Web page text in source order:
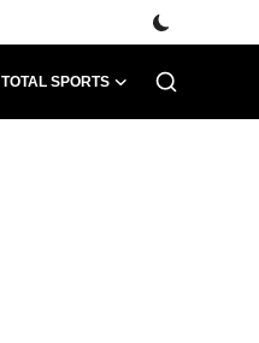
TOTAL SPORTS